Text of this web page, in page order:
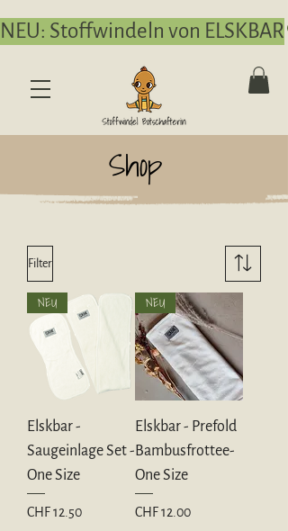
NEU: Stoffwindeln von ELSKBAR
Shop
Filter
NEU
Elskbar -
Saugeinlage Set -
One Size
Preis
CHF 12.50
NEU
Elskbar - Prefold
Bambusfrottee-
One Size
Preis
CHF 12.00